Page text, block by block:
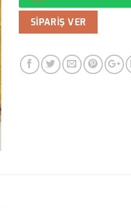
SIPARIŞ VER